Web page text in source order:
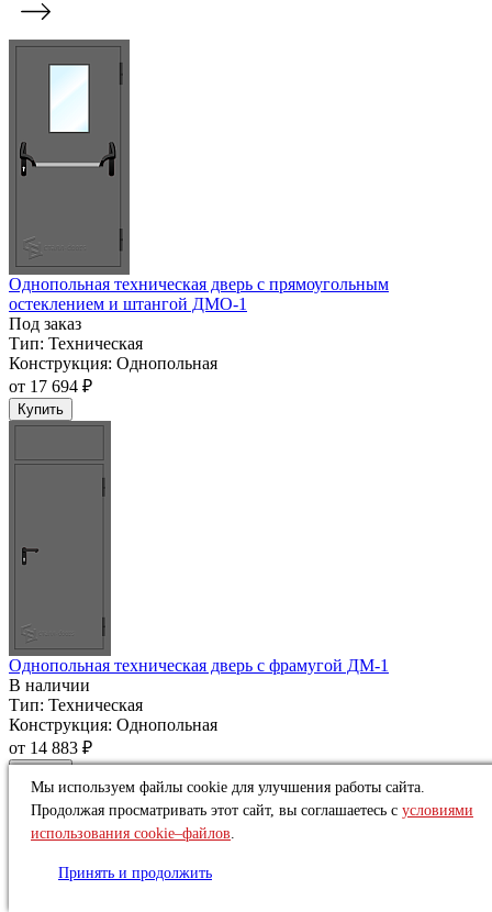
Однопольная техническая дверь с прямоугольным
остеклением и штангой ДМО-1
Под заказ
Тип: Техническая
Конструкция: Однопольная
от 17 694 ₽
Купить
Однопольная техническая дверь c фрамугой ДМ-1
В наличии
Тип: Техническая
Конструкция: Однопольная
от 14 883 ₽
Мы используем файлы cookie для улучшения работы сайта.
Продолжая просматривать этот сайт, вы соглашаетесь с условиями
использования cookie–файлов.
Принять и продолжить